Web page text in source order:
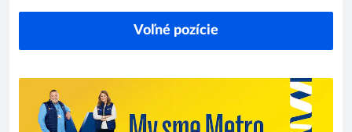
Voľné pozície